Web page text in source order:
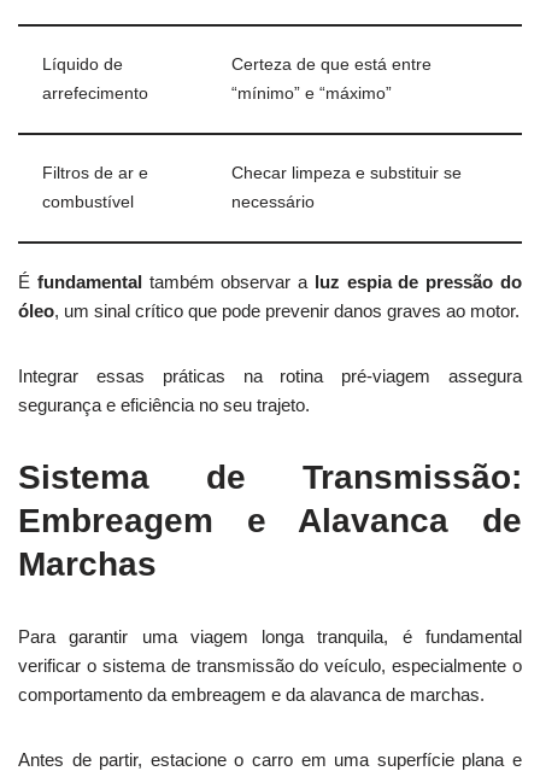
Líquido de
arrefecimento
Certeza de que está entre
“mínimo” e “máximo”
Filtros de ar e
combustível
Checar limpeza e substituir se
necessário
É fundamentaltambém observar a luz espia de pressão do
óleo, um sinal crítico que pode prevenir danos graves ao motor.
Integrar essas práticas na rotina pré-viagem assegura
segurança e eficiência no seu trajeto.
Sistema de Transmissão:
Embreagem e Alavanca de
Marchas
Para garantir uma viagem longa tranquila, é fundamental
verificar o sistema de transmissão do veículo, especialmente o
comportamento da embreagem e da alavanca de marchas.
Antes de partir, estacione o carro em uma superfície plana e